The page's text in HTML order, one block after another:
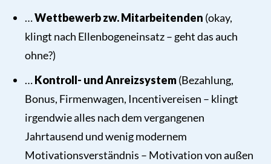
…Wettbewerb zw. Mitarbeitenden (okay,
klingt nach Ellenbogeneinsatz – geht das auch
ohne?)
…Kontroll- und Anreizsystem(Bezahlung,
Bonus, Firmenwagen, Incentivereisen – klingt
irgendwie alles nach dem vergangenen
Jahrtausend und wenig modernem
Motivationsverständnis – Motivation von außen